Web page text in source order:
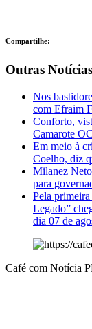
Compartilhe:
Outras Notícias
Nos
com Efraim
Conforto,
Camarote
Em meio à
Coelho, diz
Milanez
para
Pela
Legado”
dia 07 de
Café com Notícia